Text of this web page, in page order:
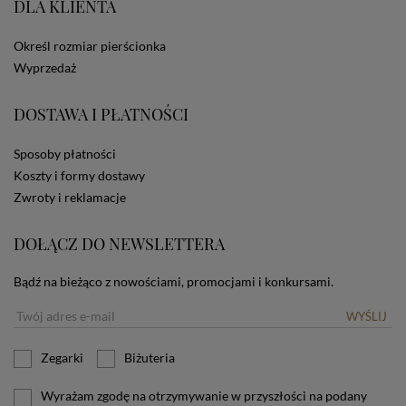
ze Sklepu bez zmiany ustawień w przeglądarce
zamieszczane w urządzeniu końcowym każdego
użytkownika. Jeżeli użytkownik nie wyraża zgody na
informacji o plikach cookies.
DLA KLIENTA
Określ rozmiar pierścionka
Wyprzedaż
DOSTAWA I PŁATNOŚCI
Sposoby płatności
Koszty i formy dostawy
Zwroty i reklamacje
DOŁĄCZ DO NEWSLETTERA
Bądź na bieżąco z nowościami, promocjami i konkursami.
WYŚLIJ
Zegarki Biżuteria
Wyrażam zgodę na otrzymywanie w przyszłości na podany